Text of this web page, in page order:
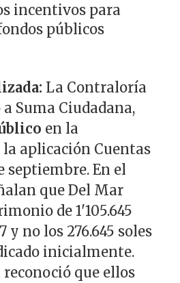
incentivos para
públicos
La Contraloría
Suma Ciudadana,
en la
aplicación Cuentas
septiembre. En el
que Del Mar
de 1'105.645
y no los 276.645 soles
inicialmente.
que ellos